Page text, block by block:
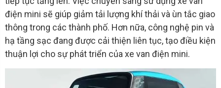
điện mini sẽ giúp giảm tải lượng khí thải và ùn tắc giao
thông trong các thành phố. Hơn nữa, công nghệ pin và
hạ tầng sạc đang được cải thiện liên tục, tạo điều kiện
thuận lợi cho sự phát triển của xe van điện mini.